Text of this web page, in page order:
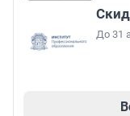
До 31